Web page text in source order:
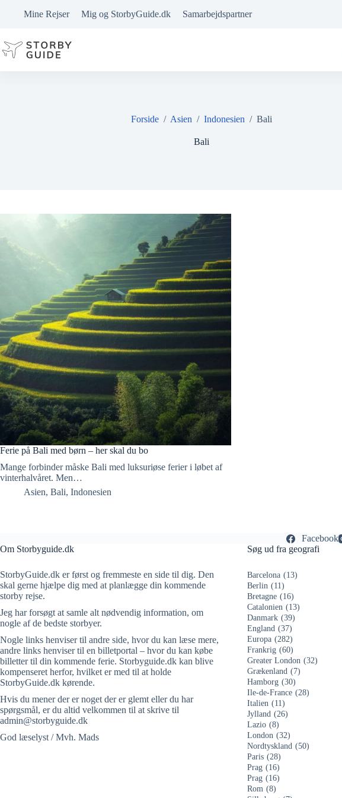
Mine Rejser Mig og StorbyGuide.dk Samarbejdspartner
Forside / Asien / Indonesien / Bali
Bali
Ferie på Bali med børn – her skal du bo
Mange forbinder måske Bali med luksuriøse ferier i løbet af
vinterhalvåret. Men…
Asien, Bali, Indonesien
Facebook
Om Storbyguide.dk
StorbyGuide.dk er først og fremmeste en side til dig. Den
skal gerne hjælpe dig med at planlægge din kommende
storby rejse.
Jeg har forsøgt at samle alt nødvendig information, om
nogle af de bedste storbyer.
Nogle links henviser til andre side, hvor du kan læse mere,
andre links henviser til en billetportal – hvor du kan købe
billetter til din kommende ferie. Storbyguide.dk kan blive
kompenseret herfor, hvilket er med til at holde
StorbyGuide.dk kørende.
Hvis du mener der er noget der er glemt eller du har
spørgsmål, er du altid velkommen til at skrive til
admin@storbyguide.dk
God læselyst / Mvh. Mads
Søg ud fra geografi
Barcelona (13)
Berlin (11)
Bretagne (16)
Catalonien (13)
Danmark (39)
England (37)
Europa (282)
Frankrig (60)
Greater London (32)
Grækenland (7)
Hamborg (30)
Ile-de-France (28)
Italien (11)
Jylland (26)
Lazio (8)
London (32)
Nordtyskland (50)
Paris (28)
Prag (16)
Prag (16)
Rom (8)